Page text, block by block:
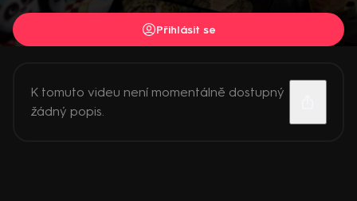
Přihlásit se
K tomuto videu není momentálně dostupný
žádný popis.